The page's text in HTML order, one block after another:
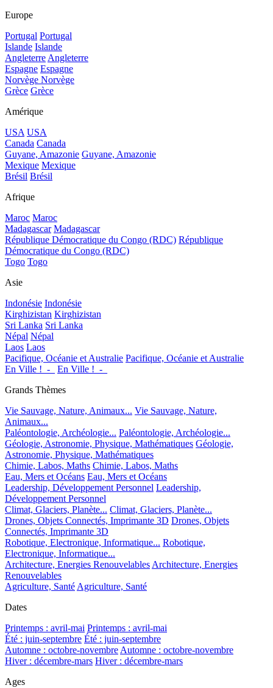
Europe
Portugal Portugal
Islande Islande
Angleterre Angleterre
Espagne Espagne
Norvège Norvège
Grèce Grèce
Amérique
USA USA
Canada Canada
Guyane, Amazonie Guyane, Amazonie
Mexique Mexique
Brésil Brésil
Afrique
Maroc Maroc
Madagascar Madagascar
République Démocratique du Congo (RDC) République
Démocratique du Congo (RDC)
Togo Togo
Asie
Indonésie Indonésie
Kirghizistan Kirghizistan
Sri Lanka Sri Lanka
Népal Népal
Laos Laos
Pacifique, Océanie et Australie Pacifique, Océanie et Australie
En Ville !_-_
En Ville !_-_
Grands Thèmes
Vie Sauvage, Nature, Animaux... Vie Sauvage, Nature,
Animaux...
Paléontologie, Archéologie... Paléontologie, Archéologie...
Géologie, Astronomie, Physique, Mathématiques Géologie,
Astronomie, Physique, Mathématiques
Chimie, Labos, Maths Chimie, Labos, Maths
Eau, Mers et Océans Eau, Mers et Océans
Leadership, Développement Personnel Leadership,
Développement Personnel
Climat, Glaciers, Planète... Climat, Glaciers, Planète...
Drones, Objets Connectés, Imprimante 3D Drones, Objets
Connectés, Imprimante 3D
Robotique, Electronique, Informatique... Robotique,
Electronique, Informatique...
Architecture, Energies Renouvelables Architecture, Energies
Renouvelables
Agriculture, Santé Agriculture, Santé
Dates
Printemps : avril-mai Printemps : avril-mai
Été : juin-septembre Été : juin-septembre
Automne : octobre-novembre Automne : octobre-novembre
Hiver : décembre-mars Hiver : décembre-mars
Ages